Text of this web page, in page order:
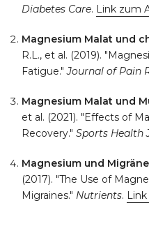
Diabetes Care. Link zum
Magnesium Malat und
R.L., et al. (2019).
Fatigue."Journal of Pain
Magnesium Malat und
et al. (2021). "Effects of
Recovery." Sports Health
Magnesium und Migräne
(2017). "The Use of
Migraines." Nutrients.